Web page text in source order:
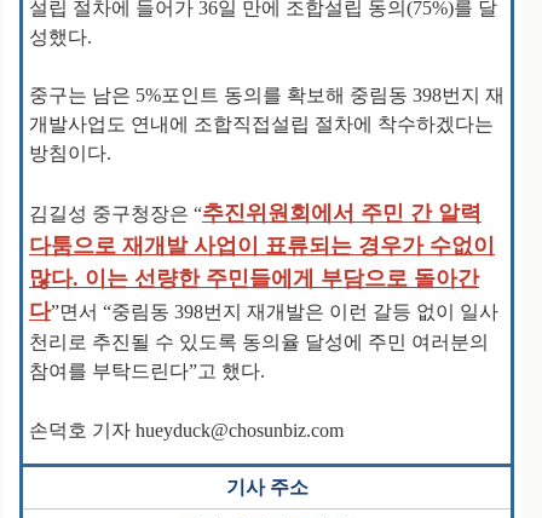
설립 절차에 들어가 36일 만에 조합설립 동의(75%)를 달
성했다.
중구는 남은 5%포인트 동의를 확보해 중림동 398번지 재
개발사업도 연내에 조합직접설립 절차에 착수하겠다는
방침이다.
김길성 중구청장은 “추진위원회에서 주민 간 알력
다툼으로 재개발 사업이 표류되는 경우가 수없이
많다. 이는 선량한 주민들에게 부담으로 돌아간
다”면서 “중림동 398번지 재개발은 이런 갈등 없이 일사
천리로 추진될 수 있도록 동의율 달성에 주민 여러분의
참여를 부탁드린다”고 했다.
손덕호 기자 hueyduck@chosunbiz.com
기사 주소